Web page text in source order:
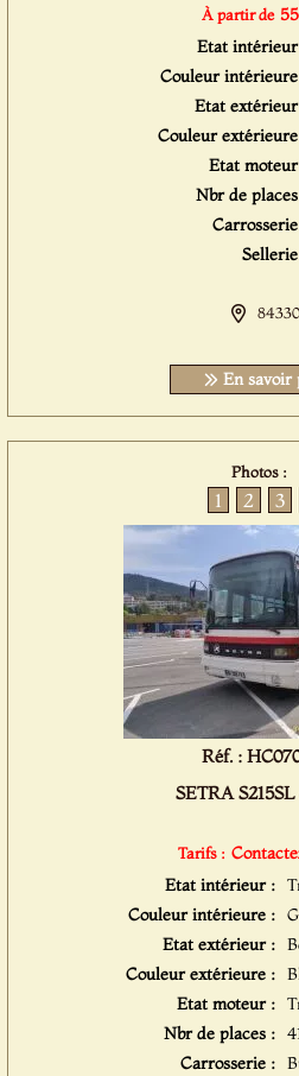
À partir de
Etat
Couleur
Etat
Couleur
Etat
Nbr de
84330
En savoir
Photos :
1 2 3
Réf. :
SETRA S215SL
Tarifs :
Etat intérieur :
Couleur intérieure :
Etat extérieur :
Couleur extérieure :
Etat moteur :
Nbr de places :
Carrosserie :